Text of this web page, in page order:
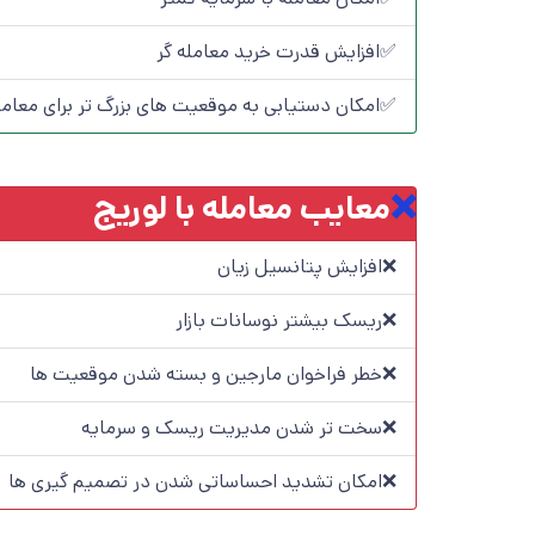
✅افزایش قدرت خرید معامله گر
✅امکان دستیابی به موقعیت های بزرگ تر برای
❌معایب معامله با لوریج
❌افزایش پتانسیل زیان
❌ریسک بیشتر نوسانات بازار
❌خطر فراخوان مارجین و بسته شدن موقعیت ها
❌سخت تر شدن مدیریت ریسک و سرمایه
❌امکان تشدید احساساتی شدن در تصمیم گیری ها